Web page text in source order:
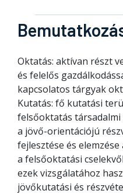
Oktatás: aktívan részt
és felelős
kapcsolatos tárgyak
Kutatás: fő kutatási
felsőoktatás
a jövő-orientációjú
fejlesztése és
a felsőoktatási
ezek vizsgálatához
jövőkutatási és